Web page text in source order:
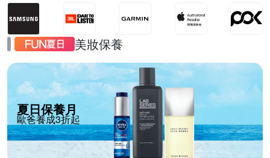
美妝保養
夏日保養月
歐爸養成3折起